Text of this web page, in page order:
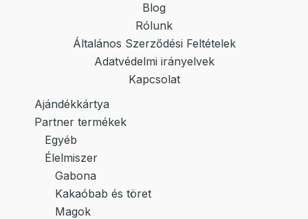
Blog
Rólunk
Általános Szerződési Feltételek
Adatvédelmi irányelvek
Kapcsolat
Ajándékkártya
Partner termékek
Egyéb
Élelmiszer
Gabona
Kakaóbab és töret
Magok